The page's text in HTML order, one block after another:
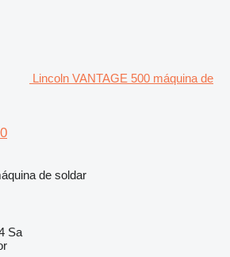
Lincoln VANTAGE 500 máquina de
de soldar
Sa